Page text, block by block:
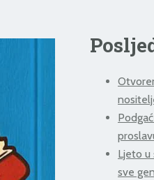
Ljeto u
sve